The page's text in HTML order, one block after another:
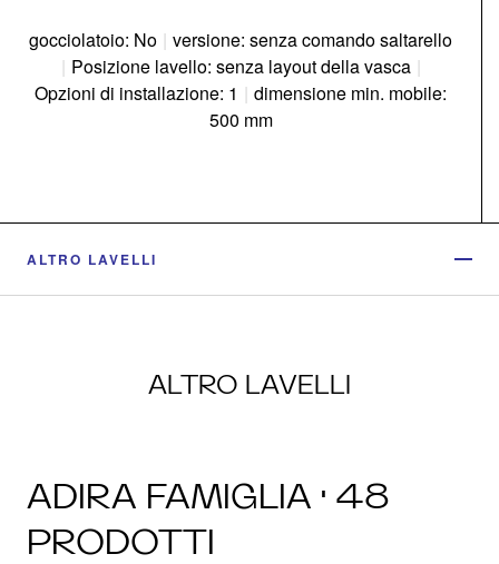
gocciolatoio: No | versione: senza comando saltarello
| Posizione lavello: senza layout della vasca |
Opzioni di installazione: 1 | dimensione min. mobile:
500 mm
ALTRO LAVELLI
ALTRO LAVELLI
ADIRA FAMIGLIA · 48
PRODOTTI